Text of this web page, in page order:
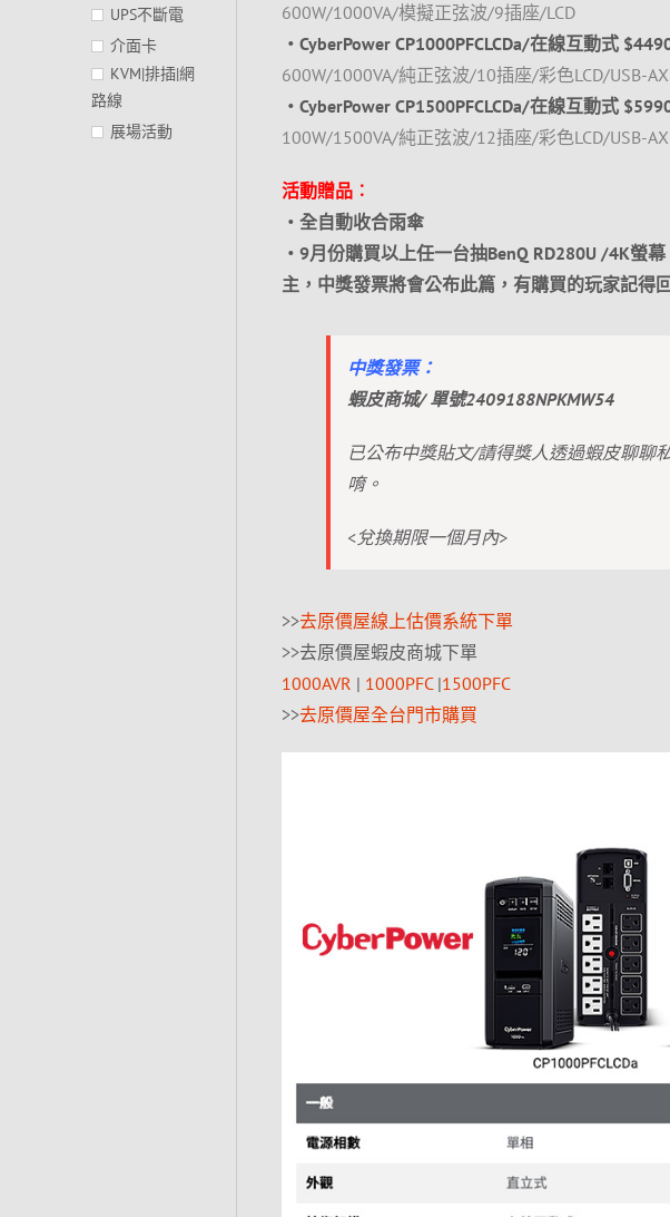
600W/1000VA/模擬正弦波/9插座/LCD
‧CyberPower CP1000PFCLCDa/在線互動式
600W/1000VA/純正弦波/10插座/彩色LCD/USB-
‧CyberPower CP1500PFCLCDa/在線互動式
100W/1500VA/純正弦波/12插座/彩色LCD/USB-
活動贈品︰
‧全自動收合雨傘
‧9月份購買以上任一台抽BenQ RD280U /4K螢
主，中獎發票將會公布此篇，有購買的玩家記得
中獎發票：
蝦皮商城/ 單號2409188NPKMW54
已公布中獎貼文/請得獎人透過蝦皮聊聊
唷。
<兌換期限一個月內>
>>去原價屋線上估價系統下單
>>去原價屋蝦皮商城下單
1000AVR | 1000PFC|1500PFC
>>去原價屋全台門市購買
UPS不斷電
介面卡
KVM|排插|網
路線
展場活動